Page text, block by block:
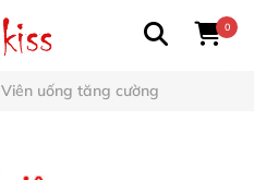
0
Viên uống tăng cường